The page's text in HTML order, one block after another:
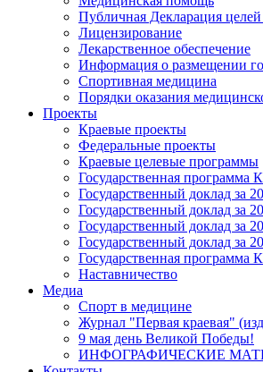
Публичная Декларация целей
Лицензирование
Лекарственное обеспечение
Информация о размещении
Спортивная медицина
Порядки оказания
Проекты
Краевые проекты
Федеральные проекты
Краевые целевые программы
Государственная программа
Государственный доклад за
Государственный доклад за
Государственный доклад за
Государственный доклад за
Государственная программа
Наставничество
Медиа
Спорт в медицине
Журнал "Первая краевая"
9 мая день Великой Победы!
ИНФОГРАФИЧЕСКИЕ